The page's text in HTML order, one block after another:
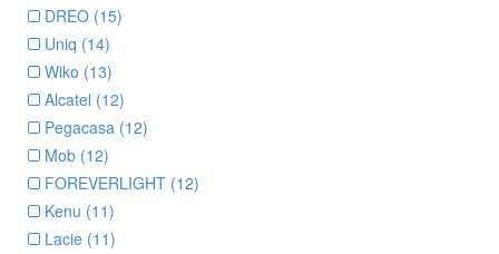
DREO (15)
Uniq (14)
Wiko (13)
Alcatel (12)
Pegacasa (12)
Mob (12)
FOREVERLIGHT (12)
Kenu (11)
Lacie (11)